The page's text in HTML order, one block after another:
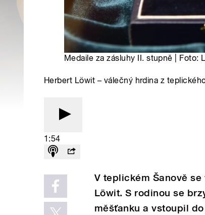
Medaile za zásluhy II. stupně | Foto:
Herbert Löwit – válečný hrdina z
1:54
V teplickém Šanově
Löwit. S rodinou se
měšťanku a vstoupil